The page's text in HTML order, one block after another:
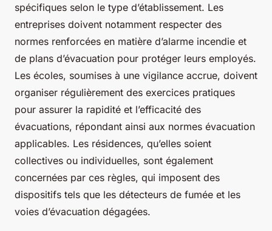
spécifiques selon le type d’établissement. Les
entreprises doivent notamment respecter des
normes renforcées en matière d’alarme incendie et
de plans d’évacuation pour protéger leurs employés.
Les écoles, soumises à une vigilance accrue, doivent
organiser régulièrement des exercices pratiques
pour assurer la rapidité et l’efficacité des
évacuations, répondant ainsi aux normes évacuation
applicables. Les résidences, qu’elles soient
collectives ou individuelles, sont également
concernées par ces règles, qui imposent des
dispositifs tels que les détecteurs de fumée et les
voies d’évacuation dégagées.